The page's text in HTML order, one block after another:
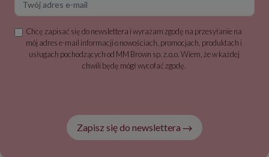
Chcę zapisać się do newslettera i wyrażam zgodę na przesyłanie na
mój adres e-mail informacji o nowościach, promocjach, produktach i
usługach pochodzących od MM Brown sp. z.o.o. Wiem, że w każdej
chwili będę mógł wycofać zgodę.
Zapisz się do newslettera